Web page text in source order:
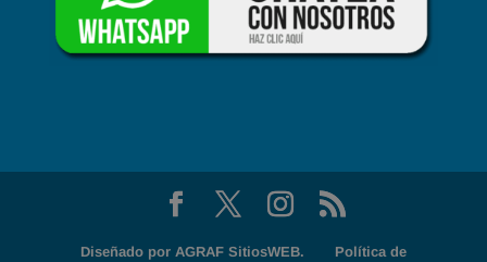
Diseñado por AGRAF SitiosWEB. Política de